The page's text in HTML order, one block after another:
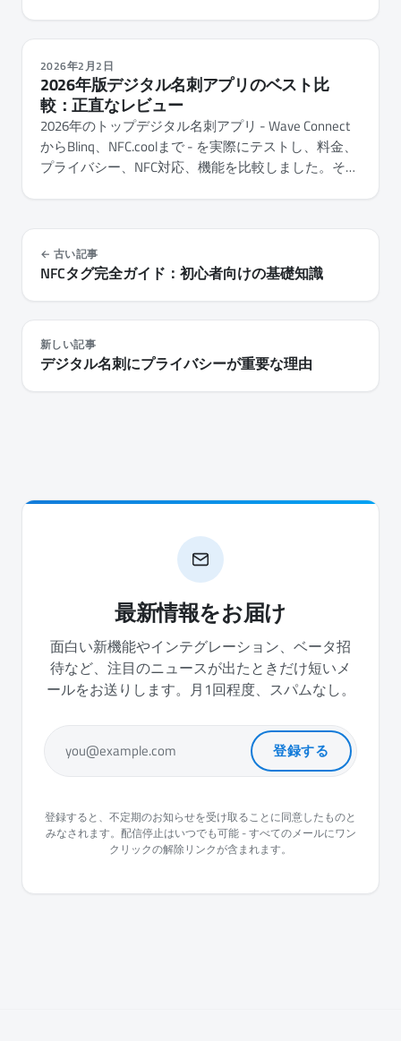
2026年2月2日
2026年版デジタル名刺アプリのベスト比
較：正直なレビュー
2026年のトップデジタル名刺アプリ - Wave Connect
からBlinq、NFC.coolまで - を実際にテストし、料金、
プライバシー、NFC対応、機能を比較しました。その
古い記事
NFCタグ完全ガイド：初心者向けの基礎知識
新しい記事
デジタル名刺にプライバシーが重要な理由
最新情報をお届け
面白い新機能やインテグレーション、ベータ招
待など、注目のニュースが出たときだけ短いメ
ールをお送りします。月1回程度、スパムなし。
you@example.com 登録する
登録すると、不定期のお知らせを受け取ることに同意したものと
みなされます。配信停止はいつでも可能 - すべてのメールにワン
クリックの解除リンクが含まれます。